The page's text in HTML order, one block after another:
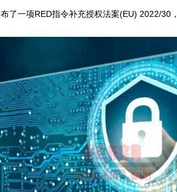
了一项RED指令补充授权法案(EU) 2022/